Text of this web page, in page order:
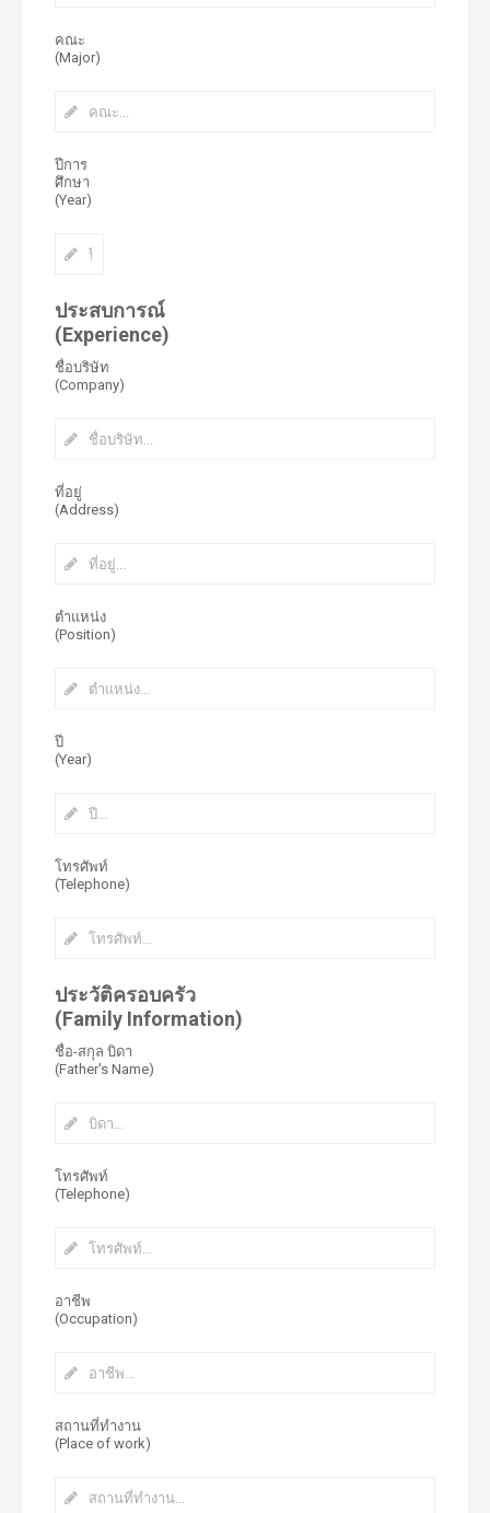
คณะ
(Major)
ปีการ
ศึกษา
(Year)
ประสบการณ์
(Experience)
ชื่อบริษัท
(Company)
ที่อยู่
(Address)
ตำแหน่ง
(Position)
ปี
(Year)
โทรศัพท์
(Telephone)
ประวัติครอบครัว
(Family Information)
ชื่อ-สกุล บิดา
(Father's Name)
โทรศัพท์
(Telephone)
อาชีพ
(Occupation)
สถานที่ทำงาน
(Place of work)